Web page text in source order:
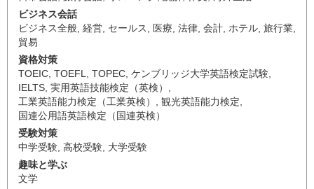
ビジネス会話
ビジネス全般 経営 セールス 医療 法律 会計 ホテル 旅行業
貿易
資格対策
TOEIC TOEFL TOPEC ケンブリッジ大学英語検定試験
IELTS 実用英語技能検定（英検）
工業英語能力検定（工業英検）
観光英語能力検定
国連公用語英語検定（国連英検）
受験対策
中学受験 高校受験 大学受験
趣味と学ぶ
文学